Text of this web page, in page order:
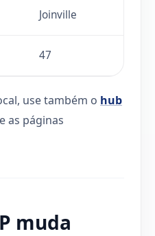
Joinville
47
use também o hub
e as páginas
muda